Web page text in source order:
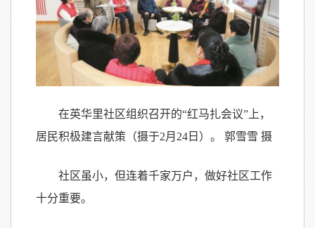
在英华里社区组织召开的“红马扎会议”上，
居民积极建言献策（摄于2月24日）。 郭雪雪 摄
社区虽小，但连着千家万户，做好社区工作
十分重要。